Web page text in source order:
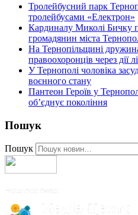
Тролейбусний парк
тролейбусами «Електрон»
Кардиналу Миколі Бичку
громадянин міста
На Тернопільщині
правоохоронців через дії
У Тернополі чоловіка
воєнного стану
Пантеон Героїв у
об’єднує покоління
Пошук
Пошук